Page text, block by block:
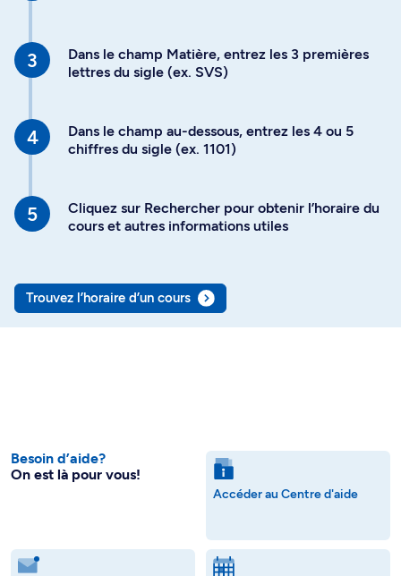
Dans le champ Matière, entrez les 3 premières
lettres du sigle (ex. SVS)
Dans le champ au-dessous, entrez les 4 ou 5
chiffres du sigle (ex. 1101)
Cliquez sur Rechercher pour obtenir l’horaire du
cours et autres informations utiles
Trouvez l’horaire d’un cours
Besoin d’aide?
On est là pour vous!
Accéder au Centre d'aide